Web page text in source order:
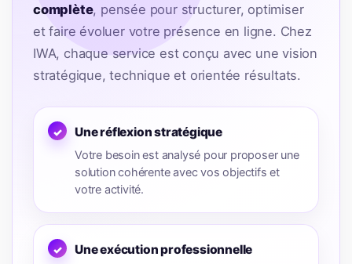
complète, pensée pour structurer, optimiser
et faire évoluer votre présence en ligne. Chez
IWA, chaque service est conçu avec une vision
stratégique, technique et orientée résultats.
Une réflexion stratégique
Votre besoin est analysé pour proposer une
solution cohérente avec vos objectifs et
votre activité.
Une exécution professionnelle